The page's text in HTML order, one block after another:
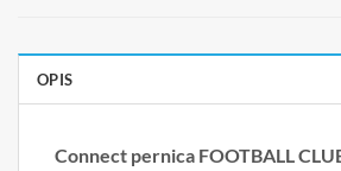
OPIS
Connect pernica FOOTBALL